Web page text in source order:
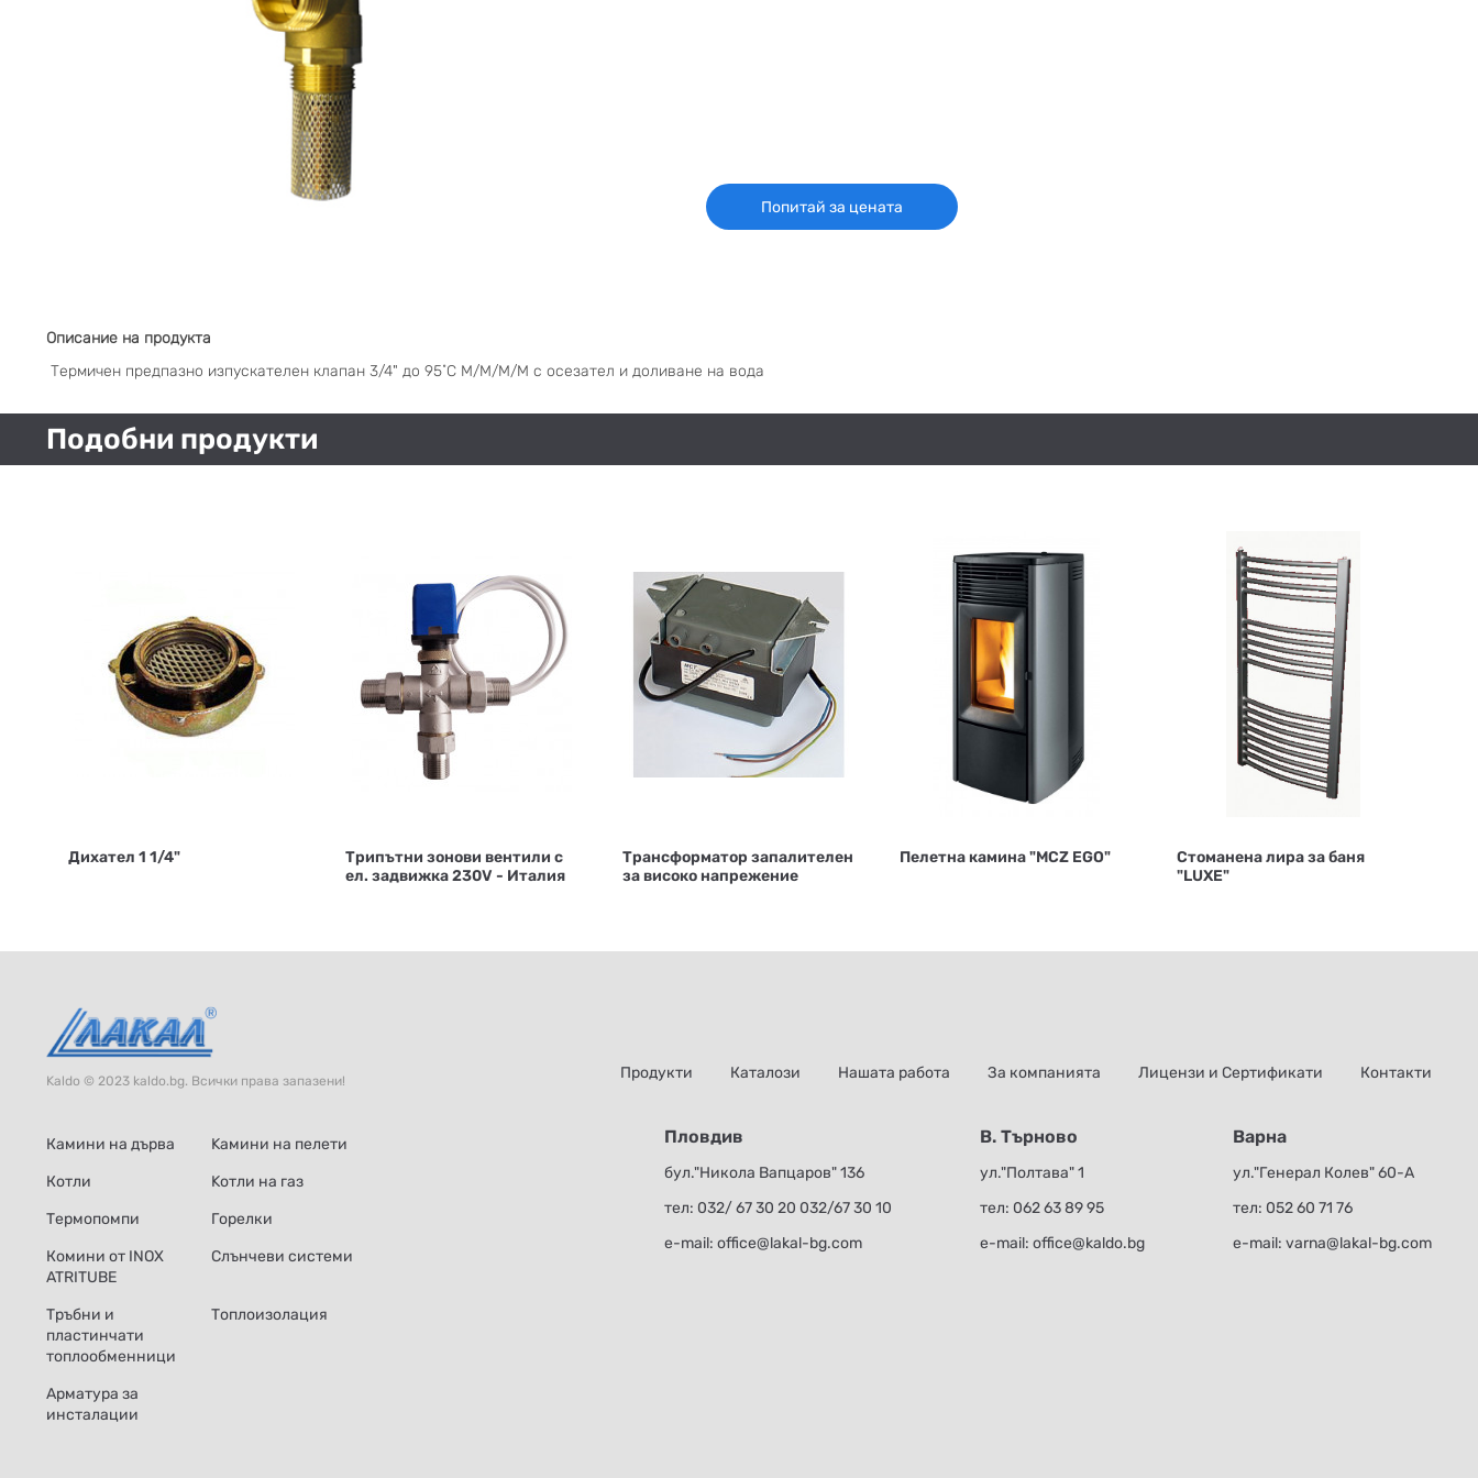
Попитай за цената
Описание на продукта
Термичен предпазно изпускателен клапан 3/4" до 95˚C М/М/М/М с осезател и доливане на вода
Подобни продукти
Дихател 1 1/4"
Трипътни зонови вентили с
ел. задвижка 230V - Италия
Трансформатор запалителен
за високо напрежение
Пелетна камина "MCZ EGO"
Стоманена лира за баня
"LUXE"
Kaldo © 2023 kaldo.bg. Всички права запазени!
Камини на дърва
Kамини на пелети
Котли
Kотли на газ
Термопомпи
Горелки
Комини от INOX
ATRITUBE
Слънчеви системи
Тръбни и
пластинчати
топлообменници
Топлоизолация
Арматура за
инсталации
Продукти Каталози Нашата работа За компанията Лицензи и Сертификати Контакти
Пловдив
бул."Никола Вапцаров" 136
тел: 032/ 67 30 20 032/67 30 10
е-mail: office@lakal-bg.com
В. Търново
ул."Полтава" 1
тел: 062 63 89 95
е-mail: office@kaldo.bg
Варна
ул."Генерал Колев" 60-А
тел: 052 60 71 76
е-mail: varna@lakal-bg.com